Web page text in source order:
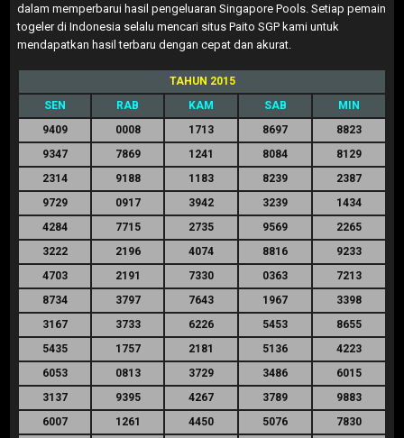
dalam memperbarui hasil pengeluaran Singapore Pools. Setiap pemain
togeler di Indonesia selalu mencari situs Paito SGP kami untuk
mendapatkan hasil terbaru dengan cepat dan akurat.
TAHUN 2015
SEN
RAB KAM SAB
MIN
9409
0008 1713 8697
8823
9347
7869 1241 8084
8129
2314
9188 1183 8239
2387
9729
0917 3942 3239
1434
4284
7715 2735 9569
2265
3222
2196 4074 8816
9233
4703
2191 7330 0363
7213
8734
3797 7643 1967
3398
3167
3733 6226 5453
8655
5435
1757 2181 5136
4223
6053
0813 3729 3486
6015
3137
9395 4267 3789
9883
6007
1261 4450 5076
7830